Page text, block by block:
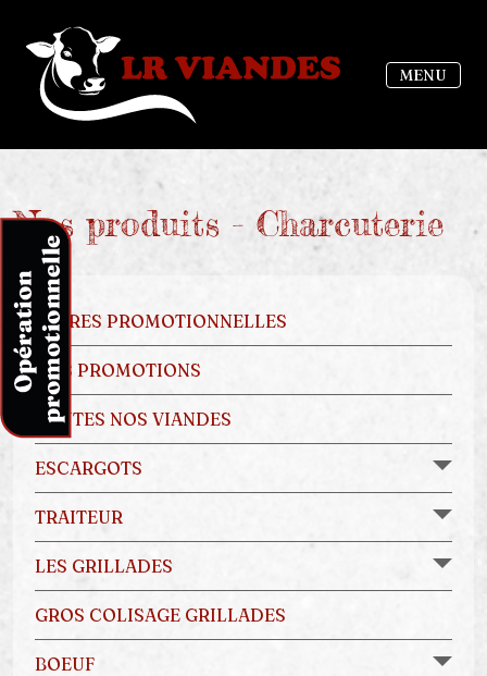
MENU
Nos produits - Charcuterie
OFFRES PROMOTIONNELLES
NOS PROMOTIONS
TOUTES NOS VIANDES
ESCARGOTS
TRAITEUR
LES GRILLADES
GROS COLISAGE GRILLADES
BOEUF